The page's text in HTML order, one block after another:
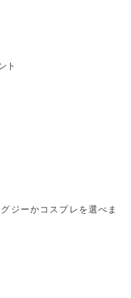
ト
ジーかコスプレを選べま